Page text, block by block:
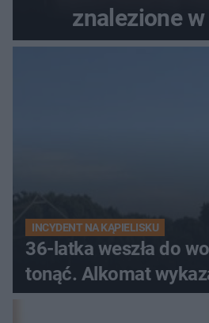
znalezione
zaginiona
INCYDENT NA KĄPIELISKU
36-latka weszła do
tonąć. Alkomat